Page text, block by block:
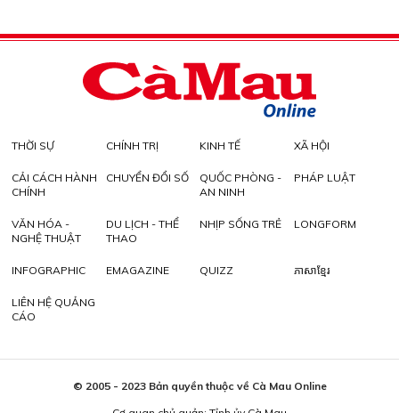
THỜI SỰ CHÍNH TRỊ KINH TẾ XÃ HỘI
CẢI CÁCH HÀNH
CHÍNH
CHUYỂN ĐỔI SỐ
QUỐC PHÒNG -
AN NINH
PHÁP LUẬT
VĂN HÓA -
NGHỆ THUẬT
DU LỊCH - THỂ
THAO
NHỊP SỐNG TRẺ LONGFORM
INFOGRAPHIC EMAGAZINE QUIZZ ភាសាខ្មែរ
LIÊN HỆ QUẢNG
CÁO
© 2005 - 2023 Bản quyền thuộc về Cà Mau Online